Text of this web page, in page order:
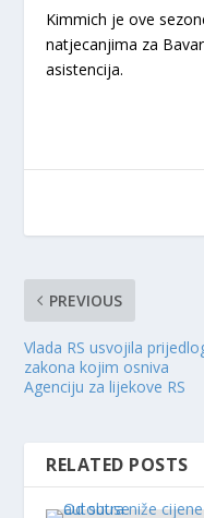
Kimmich je ove
natjecanjima za
asistencija.
PREVIOUS
Vlada RS usvojila
zakona kojim osniva
Agenciju za lijekove RS
RELATED POSTS